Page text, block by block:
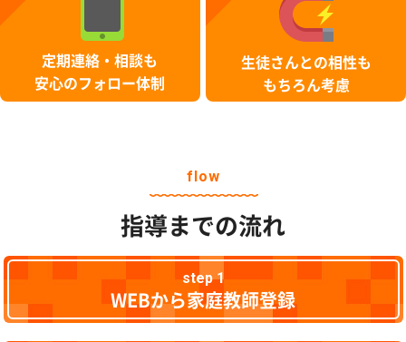
定期連絡・相談も
安心のフォロー体制
生徒さんとの相性も
もちろん考慮
flow
指導までの流れ
step 1
WEBから家庭教師登録